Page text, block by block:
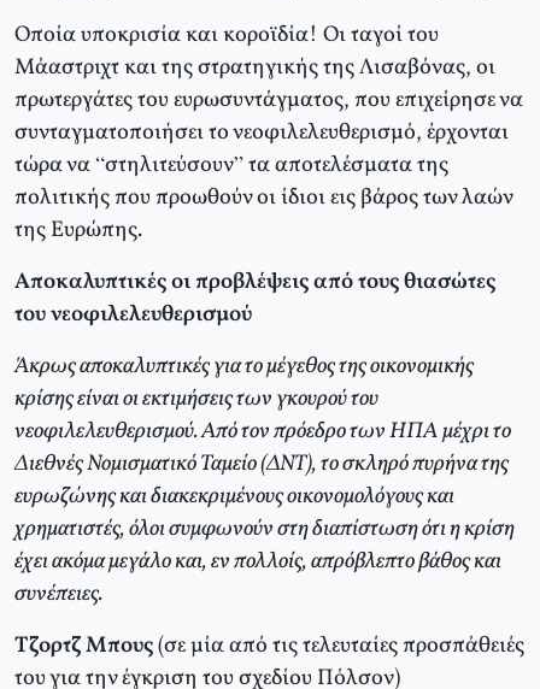
Οποία υποκρισία και κοροϊδία! Οι ταγοί του
Μάαστριχτ και της στρατηγικής της Λισαβόνας, οι
πρωτεργάτες του ευρωσυντάγματος, που επιχείρησε να
συνταγματοποιήσει το νεοφιλελευθερισμό, έρχονται
τώρα να “στηλιτεύσουν” τα αποτελέσματα της
πολιτικής που προωθούν οι ίδιοι εις βάρος των λαών
της Ευρώπης.
Αποκαλυπτικές οι προβλέψεις από τους θιασώτες
του νεοφιλελευθερισμού
Άκρως αποκαλυπτικές για το μέγεθος της οικονομικής
κρίσης είναι οι εκτιμήσεις των γκουρού του
νεοφιλελευθερισμού. Από τον πρόεδρο των ΗΠΑ μέχρι το
Διεθνές Νομισματικό Ταμείο (ΔΝΤ), το σκληρό πυρήνα της
ευρωζώνης και διακεκριμένους οικονομολόγους και
χρηματιστές, όλοι συμφωνούν στη διαπίστωση ότι η κρίση
έχει ακόμα μεγάλο και, εν πολλοίς, απρόβλεπτο βάθος και
συνέπειες.
Τζορτζ Μπους(σε μία από τις τελευταίες προσπάθειές
του για την έγκριση του σχεδίου Πόλσον)